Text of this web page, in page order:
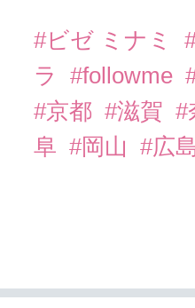
#ビゼ ミナミ
ラ
#followme
#京都 #滋賀 #
阜 #岡山 #広島